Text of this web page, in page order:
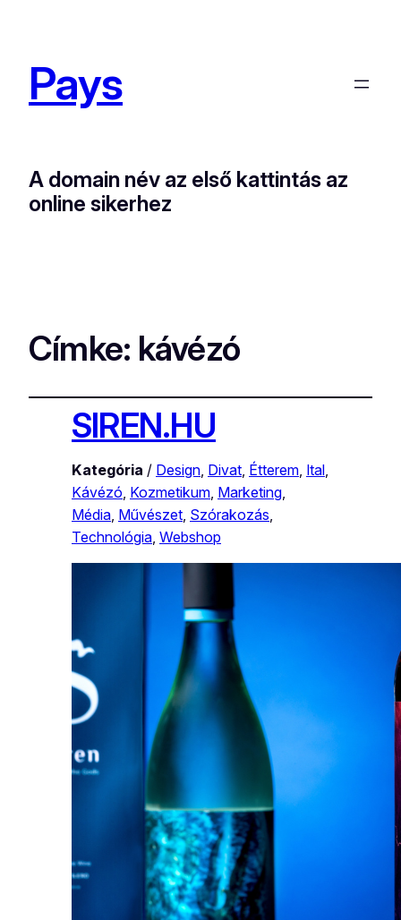
Pays
A domain név az első kattintás az
online sikerhez
Címke: kávézó
SIREN.HU
Kategória / Design Divat Étterem Ital
Kávézó Kozmetikum Marketing
Média Művészet Szórakozás
Technológia Webshop